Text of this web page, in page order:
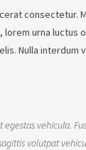
consectetur.
urna luctus
Nulla interdum
egestas vehicula.
volutpat